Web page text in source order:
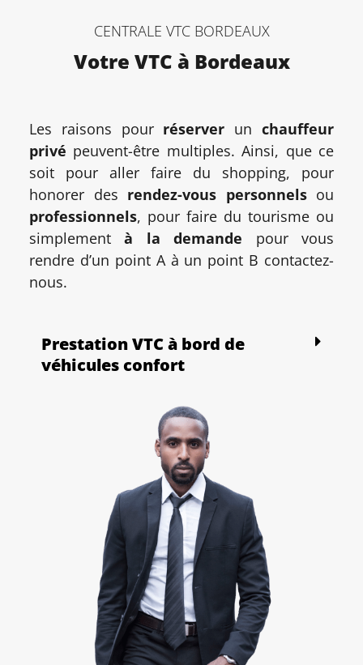
CENTRALE VTC BORDEAUX
Votre VTC à Bordeaux
Les raisons pour réserver unchauffeur
privé peuvent-être multiples. Ainsi, que ce
soit pour aller faire du shopping, pour
honorer des rendez-vous personnelsou
professionnels, pour faire du tourisme ou
simplementà la demande pour vous
rendre d’un point A à un point B contactez-
nous.
Prestation VTC à bord de
véhicules confort